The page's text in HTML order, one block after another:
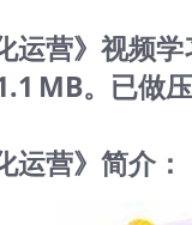
运营》视频
MB。已做
运营》简介：